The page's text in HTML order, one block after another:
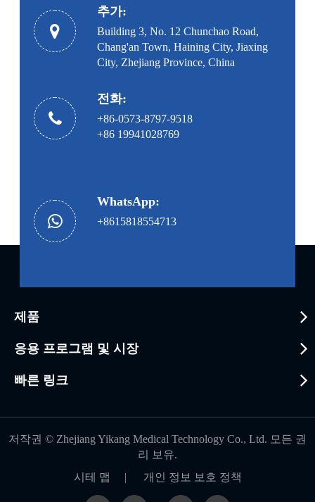
추가:
Building 3, No. 12 Chunchao Road,
Chang'an Town, Haining City, Jiaxing
City, Zhejiang Province, China
전화:
+86-0573-8797-9518
+86 19941028769
WhatsApp:
+8615818554713
제품
응용 프로그램 및 시장
빠른 링크
저작권 © Zhejiang Yikang Medical Technology Co., Ltd. 모든 권
리 보유.
시테 맵 | 개인 정보 보호 정책